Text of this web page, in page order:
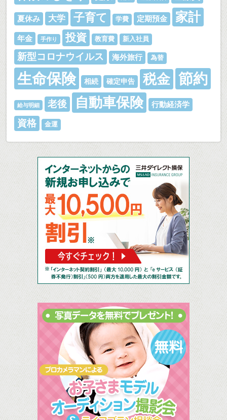
夏休み 大学 子育て 学費 定期預金 家計
年金 手作り 投資 教育費 新入社員
新型コロナウイルス 海外旅行 為替
生命保険 相続 確定申告 税金 節約
給与明細 老後 自動車保険 行動経済学
資格 金運